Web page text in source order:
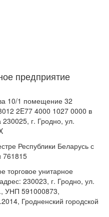
предприятие
10/1 помещение 32
2E77 4000 1027 0000 в
г. Гродно, ул.
Республики Беларусь с
761815
торговое унитарное
230023, г. Гродно, ул.
УНП 591000873,
Гродненский городской